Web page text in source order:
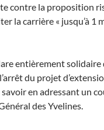
contre la proposition
la carrière « jusqu’à 1
entièrement
du projet
en adressant un
des Yvelines.